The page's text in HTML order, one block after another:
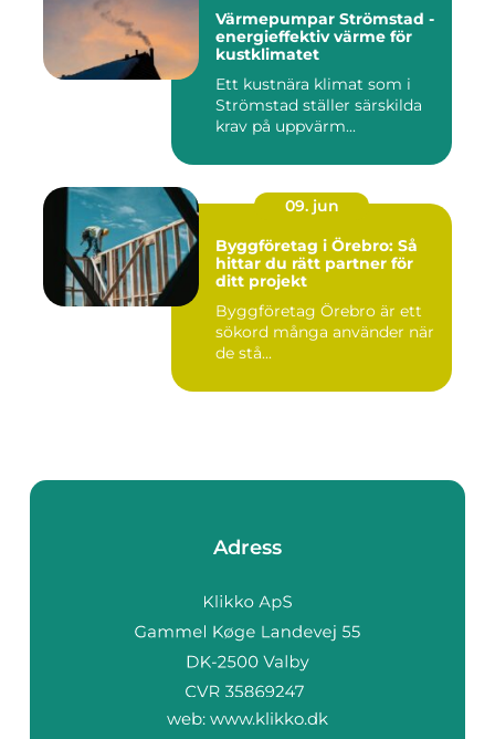
Värmepumpar Strömstad -
energieffektiv värme för
kustklimatet
Ett kustnära klimat som i
Strömstad ställer särskilda
krav på uppvärm...
09. jun
Byggföretag i Örebro: Så
hittar du rätt partner för
ditt projekt
Byggföretag Örebro är ett
sökord många använder när
de stå...
Adress
web: www.klikko.dk